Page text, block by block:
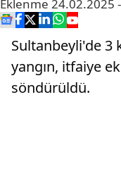
Eklenme 24.02.2025
Sultanbeyli'de 3
yangın, itfaiye
söndürüldü.